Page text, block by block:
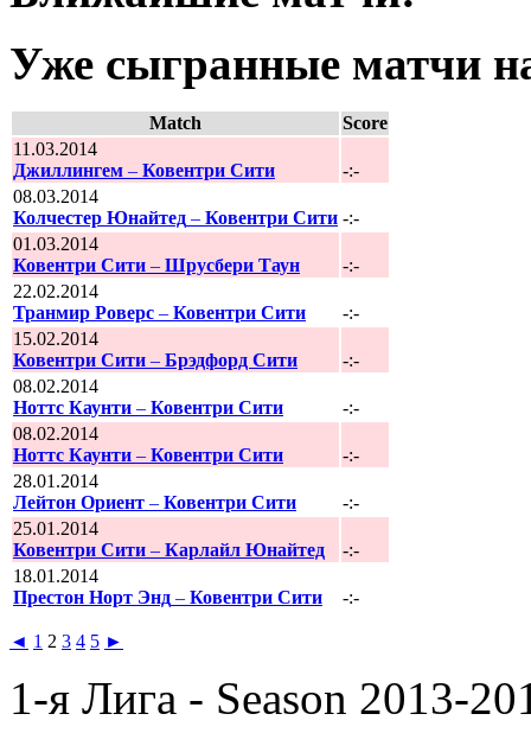
Уже сыгранные матчи
Match
Score
11.03.2014
Джиллингем – Ковентри Сити
-:-
08.03.2014
Колчестер Юнайтед – Ковентри Сити -:-
01.03.2014
Ковентри Сити – Шрусбери Таун
-:-
22.02.2014
Транмир Роверс – Ковентри Сити
-:-
15.02.2014
Ковентри Сити – Брэдфорд Сити
-:-
08.02.2014
Ноттс Каунти – Ковентри Сити
-:-
08.02.2014
Ноттс Каунти – Ковентри Сити
-:-
28.01.2014
Лейтон Ориент – Ковентри Сити
-:-
25.01.2014
Ковентри Сити – Карлайл Юнайтед
-:-
18.01.2014
Престон Норт Энд – Ковентри Сити -:-
◄ 1 2 3 4 5 ►
1-я Лига - Season 2013-